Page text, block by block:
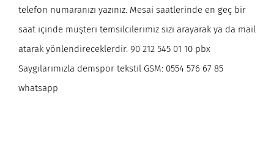
telefon numaranızı yazınız. Mesai saatlerinde en geç bir
saat içinde müşteri temsilcilerimiz sizi arayarak ya da mail
atarak yönlendireceklerdir. 90 212 545 01 10 pbx
Saygılarımızla demspor tekstil GSM: 0554 576 67 85
whatsapp